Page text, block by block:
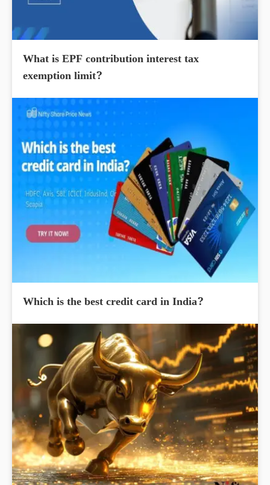
What is EPF contribution interest tax
exemption limit?
Which is the best credit card in India?